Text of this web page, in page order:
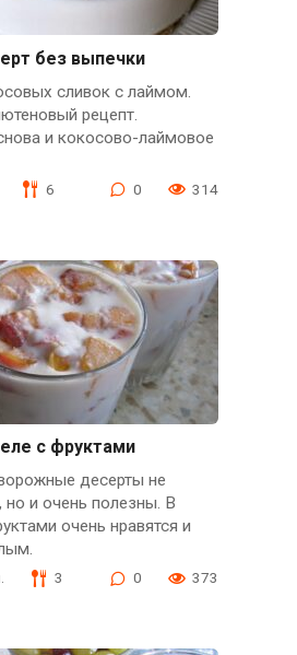
без выпечки
сливок с лаймом.
рецепт.
и кокосово-лаймовое
6 0 314
с фруктами
десерты не
но и очень полезны. В
очень нравятся и
3 0 373